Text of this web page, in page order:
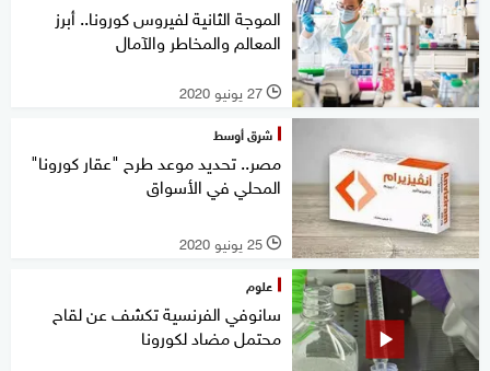
الموجة الثانية لفيروس كورونا.. أبرز
المعالم والمخاطر والآمال
l 27 يونيو 2020
شرق أوسط
مصر.. تحديد موعد طرح "عقار كورونا"
المحلي في الأسواق
l 25 يونيو 2020
علوم
سانوفي الفرنسية تكشف عن لقاح
محتمل مضاد لكورونا